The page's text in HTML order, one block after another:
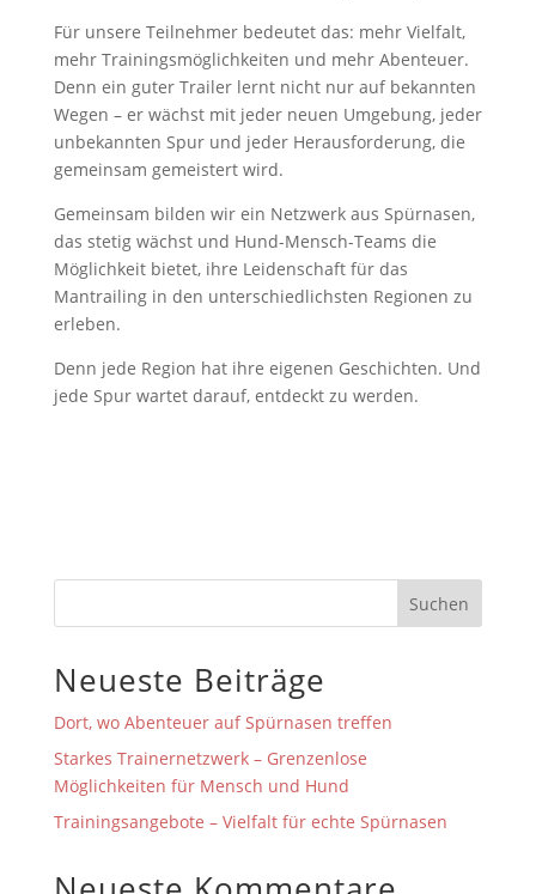
Für unsere Teilnehmer bedeutet das: mehr Vielfalt,
mehr Trainingsmöglichkeiten und mehr Abenteuer.
Denn ein guter Trailer lernt nicht nur auf bekannten
Wegen – er wächst mit jeder neuen Umgebung, jeder
unbekannten Spur und jeder Herausforderung, die
gemeinsam gemeistert wird.
Gemeinsam bilden wir ein Netzwerk aus Spürnasen,
das stetig wächst und Hund-Mensch-Teams die
Möglichkeit bietet, ihre Leidenschaft für das
Mantrailing in den unterschiedlichsten Regionen zu
erleben.
Denn jede Region hat ihre eigenen Geschichten. Und
jede Spur wartet darauf, entdeckt zu werden.
Suchen
Neueste Beiträge
Dort, wo Abenteuer auf Spürnasen treffen
Starkes Trainernetzwerk – Grenzenlose
Möglichkeiten für Mensch und Hund
Trainingsangebote – Vielfalt für echte Spürnasen